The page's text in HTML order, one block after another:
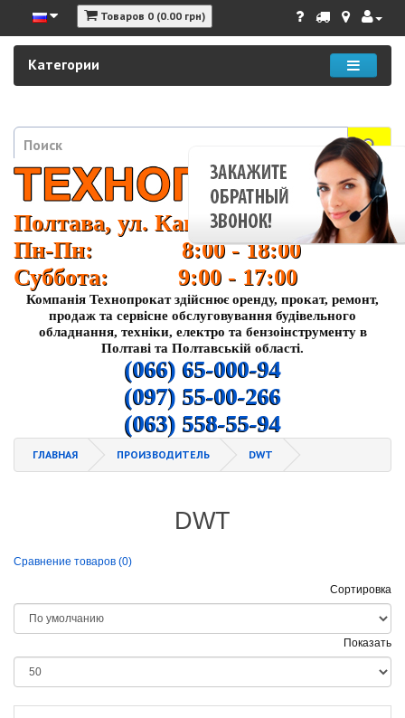
Товаров 0 (0.00 грн)
Категории
Полтава, ул. Кагамлыка 37
Пн-Пн: 8:00 - 18:00
Суббота: 9:00 - 17:00
Компанія Технопрокат здійснює оренду, прокат, ремонт,
продаж та сервісне обслуговування будівельного
обладнання, техніки, електро та бензоінструменту в
Полтаві та Полтавській області.
(066) 65-000-94
(097) 55-00-266
(063) 558-55-94
ГЛАВНАЯ ПРОИЗВОДИТЕЛЬ DWT
DWT
Сравнение товаров (0)
Сортировка
Показать